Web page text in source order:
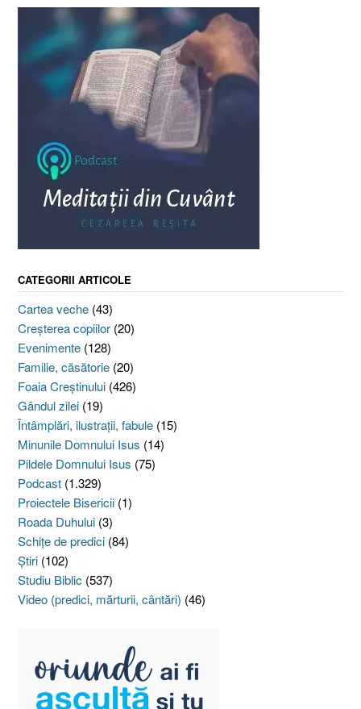
CATEGORII ARTICOLE
Cartea veche (43)
Creşterea copiilor (20)
Evenimente (128)
Familie, căsătorie (20)
Foaia Creştinului (426)
Gândul zilei (19)
Întâmplări, ilustraţii, fabule (15)
Minunile Domnului Isus (14)
Pildele Domnului Isus (75)
Podcast (1.329)
Proiectele Bisericii (1)
Roada Duhului (3)
Schiţe de predici (84)
Ştiri (102)
Studiu Biblic (537)
Video (predici, mărturii, cântări) (46)